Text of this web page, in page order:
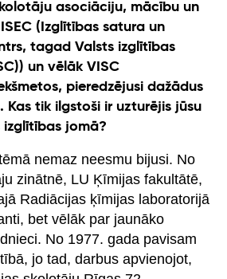
asociāciju, mācību un
(Izglītības satura un
tagad Valsts izglītības
un vēlāk VISC
pieredzējusi dažādus
Kas tik ilgstoši ir uzturējis jūsu
jomā?
nemaz neesmu bijusi. No
zinātnē, LU Ķīmijas fakultātē,
Radiācijas ķīmijas laboratorijā
bet vēlāk par jaunāko
No 1977. gada pavisam
jo tad, darbus apvienojot,